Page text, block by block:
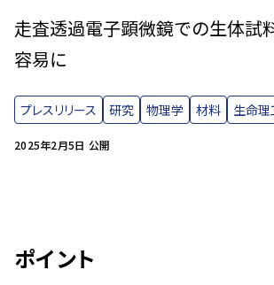
2025年2月5日 公開
走査透過電子顕微鏡での生体試
容易に
プレスリリース 研究 物理学 材料 生命理
ポイント